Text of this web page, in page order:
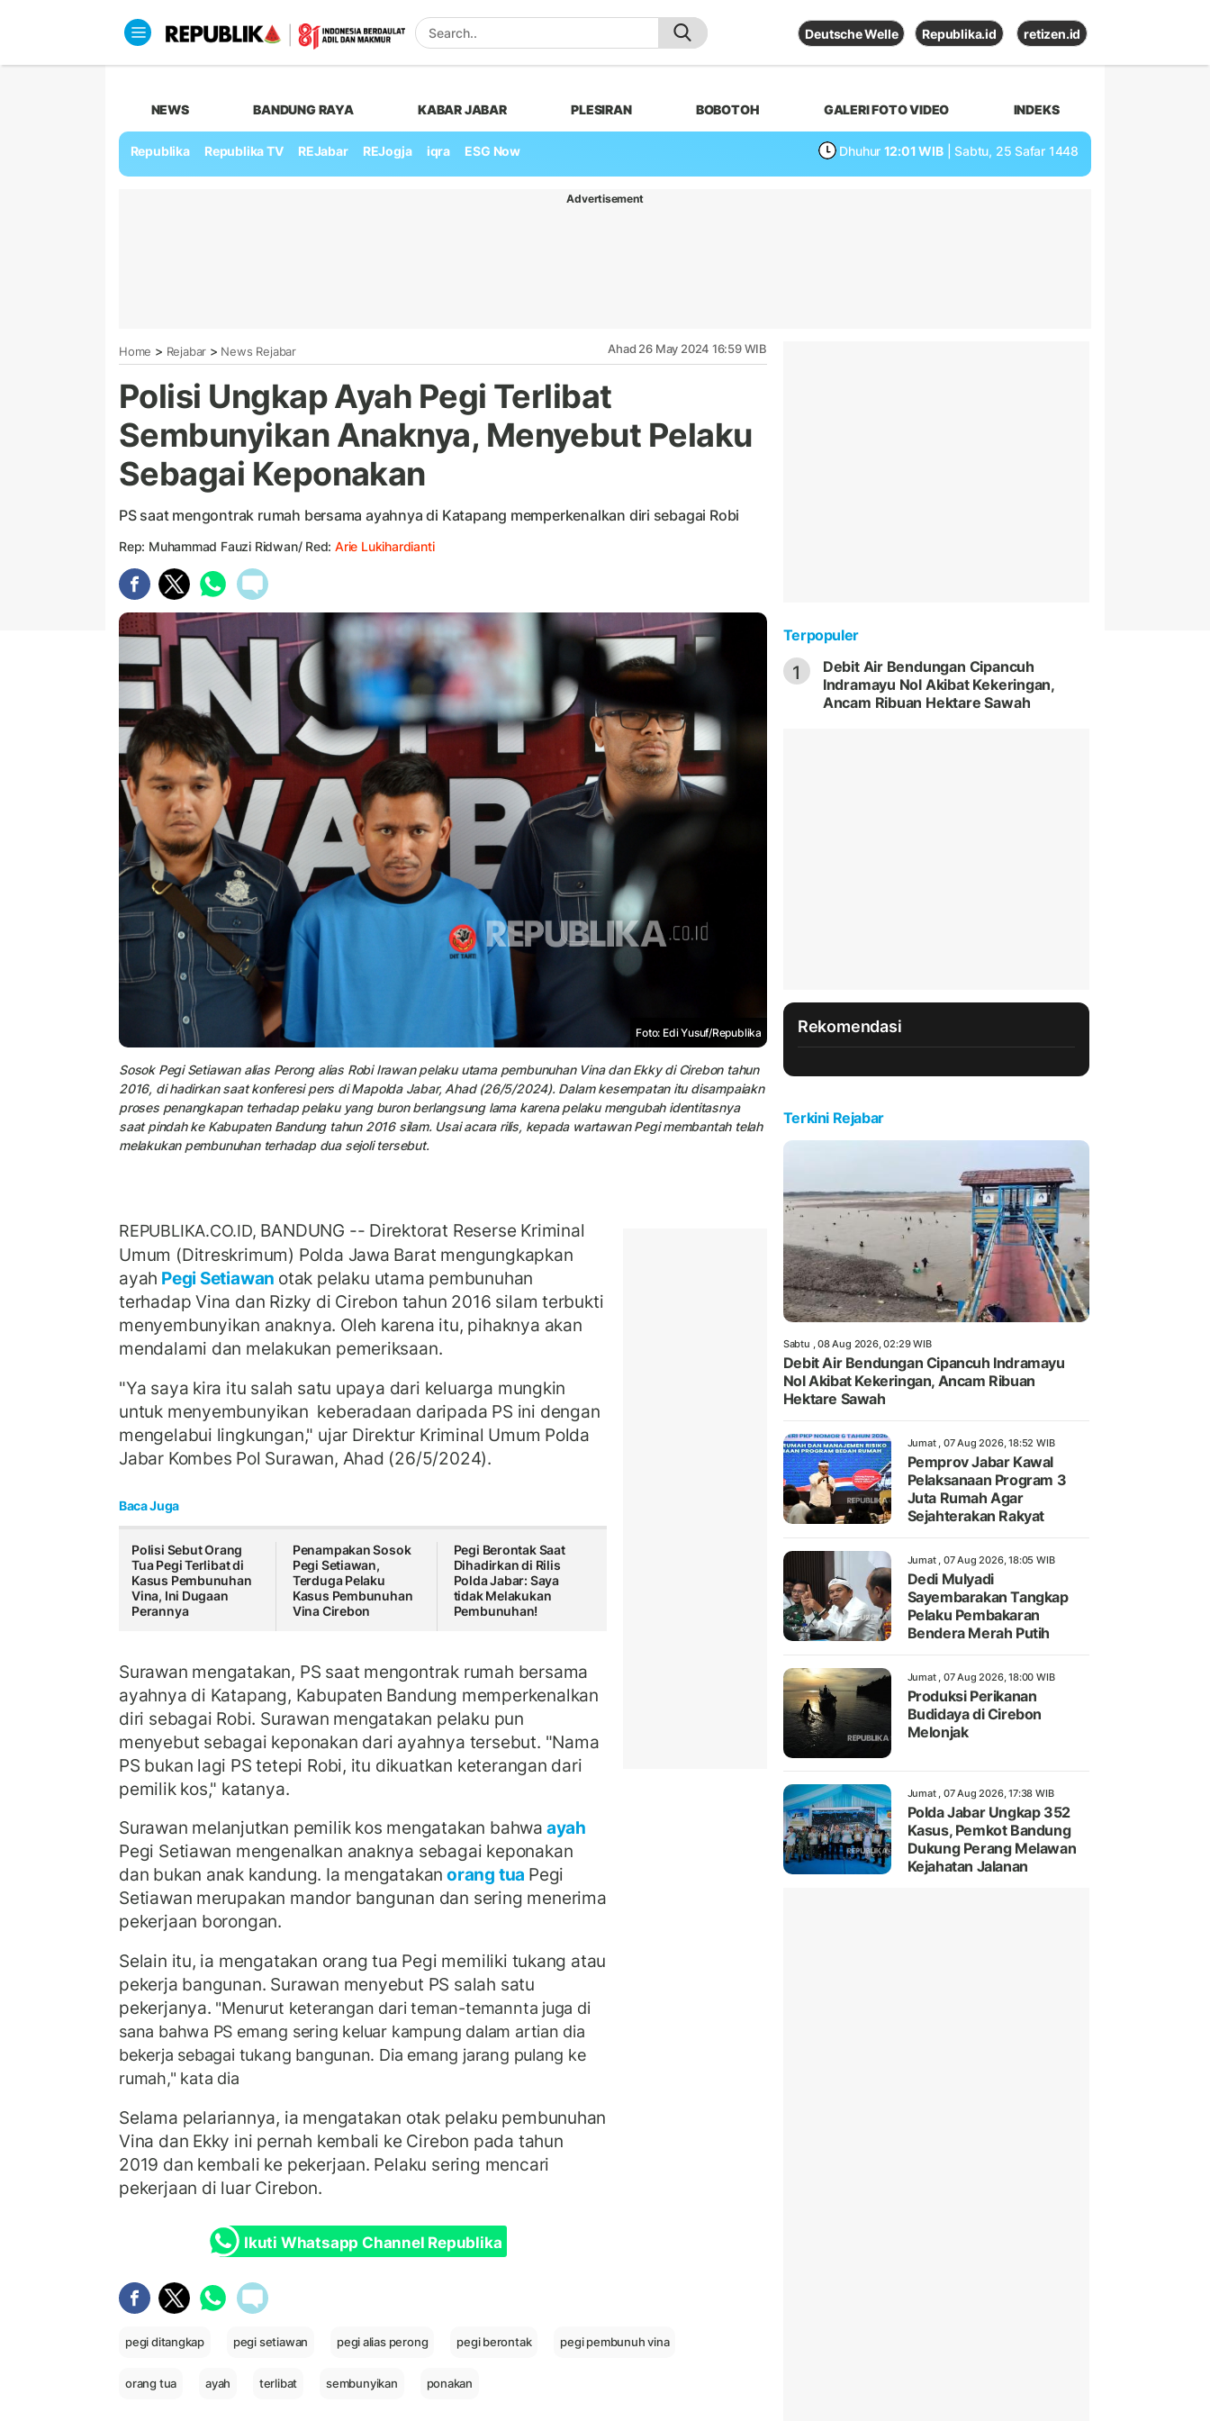
Deutsche Welle Republika.id retizen.id
NEWS BANDUNG RAYA KABAR JABAR PLESIRAN BOBOTOH GALERI FOTO VIDEO INDEKS
Republika Republika TV REJabar REJogja iqra ESG Now Dhuhur 12:01 WIB | Sabtu, 25 Safar 1448
Advertisement
Home > Rejabar > News Rejabar Ahad 26 May 2024 16:59 WIB
Polisi Ungkap Ayah Pegi Terlibat
Sembunyikan Anaknya, Menyebut Pelaku
Sebagai Keponakan
PS saat mengontrak rumah bersama ayahnya di Katapang memperkenalkan diri sebagai Robi
Rep: Muhammad Fauzi Ridwan/ Red:Arie Lukihardianti
Foto: Edi Yusuf/Republika
Sosok Pegi Setiawan alias Perong alias Robi Irawan pelaku utama pembunuhan Vina dan Ekky di Cirebon tahun
2016, di hadirkan saat konferesi pers di Mapolda Jabar, Ahad (26/5/2024). Dalam kesempatan itu disampaiakn
proses penangkapan terhadap pelaku yang buron berlangsung lama karena pelaku mengubah identitasnya
saat pindah ke Kabupaten Bandung tahun 2016 silam. Usai acara rilis, kepada wartawan Pegi membantah telah
melakukan pembunuhan terhadap dua sejoli tersebut.
REPUBLIKA.CO.ID, BANDUNG -- Direktorat Reserse Kriminal
Umum (Ditreskrimum) Polda Jawa Barat mengungkapkan
ayah Pegi Setiawan otak pelaku utama pembunuhan
terhadap Vina dan Rizky di Cirebon tahun 2016 silam terbukti
menyembunyikan anaknya. Oleh karena itu, pihaknya akan
mendalami dan melakukan pemeriksaan.
"Ya saya kira itu salah satu upaya dari keluarga mungkin
untuk menyembunyikan keberadaan daripada PS ini dengan
mengelabui lingkungan," ujar Direktur Kriminal Umum Polda
Jabar Kombes Pol Surawan, Ahad (26/5/2024).
Baca Juga
Polisi Sebut Orang
Tua Pegi Terlibat di
Kasus Pembunuhan
Vina, Ini Dugaan
Perannya
Penampakan Sosok
Pegi Setiawan,
Terduga Pelaku
Kasus Pembunuhan
Vina Cirebon
Pegi Berontak Saat
Dihadirkan di Rilis
Polda Jabar: Saya
tidak Melakukan
Pembunuhan!
Surawan mengatakan, PS saat mengontrak rumah bersama
ayahnya di Katapang, Kabupaten Bandung memperkenalkan
diri sebagai Robi. Surawan mengatakan pelaku pun
menyebut sebagai keponakan dari ayahnya tersebut. "Nama
PS bukan lagi PS tetepi Robi, itu dikuatkan keterangan dari
pemilik kos," katanya.
Surawan melanjutkan pemilik kos mengatakan bahwa ayah
Pegi Setiawan mengenalkan anaknya sebagai keponakan
dan bukan anak kandung. Ia mengatakan orang tua Pegi
Setiawan merupakan mandor bangunan dan sering menerima
pekerjaan borongan.
Selain itu, ia mengatakan orang tua Pegi memiliki tukang atau
pekerja bangunan. Surawan menyebut PS salah satu
pekerjanya. "Menurut keterangan dari teman-temannta juga di
sana bahwa PS emang sering keluar kampung dalam artian dia
bekerja sebagai tukang bangunan. Dia emang jarang pulang ke
rumah," kata dia
Selama pelariannya, ia mengatakan otak pelaku pembunuhan
Vina dan Ekky ini pernah kembali ke Cirebon pada tahun
2019 dan kembali ke pekerjaan. Pelaku sering mencari
pekerjaan di luar Cirebon.
Ikuti Whatsapp Channel Republika
pegi ditangkap pegi setiawan pegi alias perong pegi berontak pegi pembunuh vina
orang tua ayah terlibat sembunyikan ponakan
Terpopuler
1
Debit Air Bendungan Cipancuh
Indramayu Nol Akibat Kekeringan,
Ancam Ribuan Hektare Sawah
Rekomendasi
Terkini Rejabar
Sabtu , 08 Aug 2026, 02:29 WIB
Debit Air Bendungan Cipancuh Indramayu
Nol Akibat Kekeringan, Ancam Ribuan
Hektare Sawah
Jumat , 07 Aug 2026, 18:52 WIB
Pemprov Jabar Kawal
Pelaksanaan Program 3
Juta Rumah Agar
Sejahterakan Rakyat
Jumat , 07 Aug 2026, 18:05 WIB
Dedi Mulyadi
Sayembarakan Tangkap
Pelaku Pembakaran
Bendera Merah Putih
Jumat , 07 Aug 2026, 18:00 WIB
Produksi Perikanan
Budidaya di Cirebon
Melonjak
Jumat , 07 Aug 2026, 17:38 WIB
Polda Jabar Ungkap 352
Kasus, Pemkot Bandung
Dukung Perang Melawan
Kejahatan Jalanan